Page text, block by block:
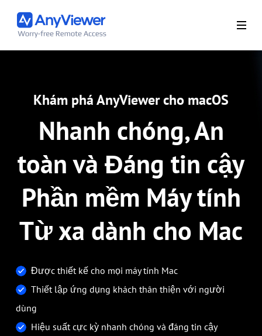
Khám phá AnyViewer cho macOS
Nhanh chóng, An
toàn và Đáng tin cậy
Phần mềm Máy tính
Từ xa dành cho Mac
Được thiết kế cho mọi máy tính Mac
Thiết lập ứng dụng khách thân thiện với người
dùng
Hiệu suất cực kỳ nhanh chóng và đáng tin cậy